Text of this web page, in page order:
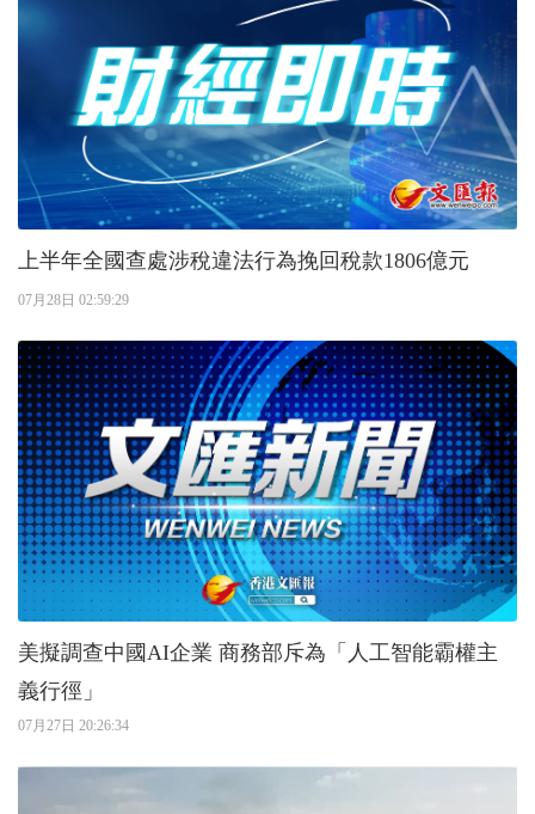
上半年全國查處涉稅違法行為挽回稅款1806億元
07月28日 02:59:29
美擬調查中國AI企業 商務部斥為「人工智能霸權主
義行徑」
07月27日 20:26:34